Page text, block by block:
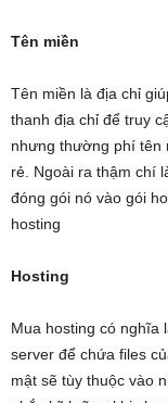
Tên miền
Tên miền là địa chỉ
thanh địa chỉ để truy
nhưng thường phí tên
rẻ. Ngoài ra thậm chí
đóng gói nó vào gói
hosting
Hosting
Mua hosting có nghĩa
server để chứa files
mật sẽ tùy thuộc vào